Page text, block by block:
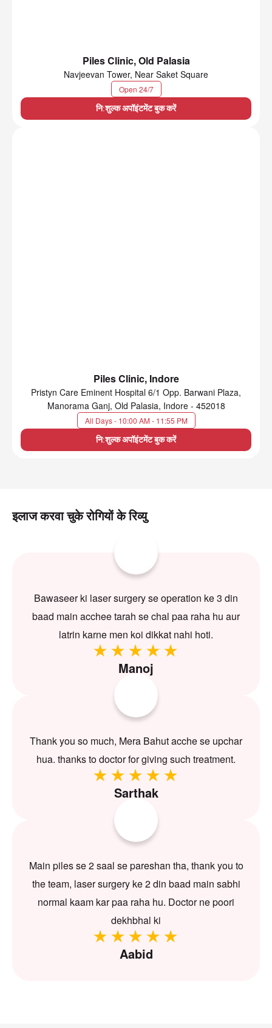
Piles Clinic, Old Palasia
Navjeevan Tower, Near Saket Square
Open 24/7
नि:शुल्क अपॉइंटमेंट बुक करें
Piles Clinic, Indore
Pristyn Care Eminent Hospital 6/1 Opp. Barwani Plaza,
Manorama Ganj, Old Palasia, Indore - 452018
All Days - 10:00 AM - 11:55 PM
नि:शुल्क अपॉइंटमेंट बुक करें
इलाज करवा चुके रोगियों के रिव्यु
Bawaseer ki laser surgery se operation ke 3 din
baad main acchee tarah se chal paa raha hu aur
latrin karne men koi dikkat nahi hoti.
Manoj
Thank you so much, Mera Bahut acche se upchar
hua. thanks to doctor for giving such treatment.
Sarthak
Main piles se 2 saal se pareshan tha, thank you to
the team, laser surgery ke 2 din baad main sabhi
normal kaam kar paa raha hu. Doctor ne poori
dekhbhal ki
Aabid